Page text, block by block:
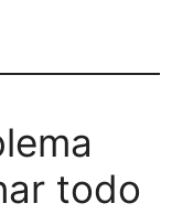
todo